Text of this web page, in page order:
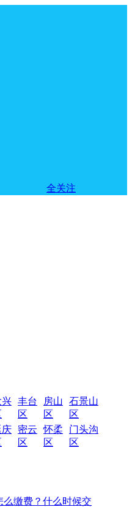
全关注
兴 丰台
区
房山
区
石景山
区
庆
密云
区
怀柔
区
门头沟
区
么缴费？什么时候交